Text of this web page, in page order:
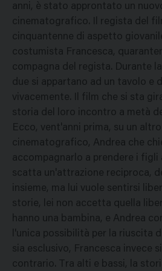
anni, è stato approntato un
cinematografico. Il regista del
cinquantenne di aspetto
costumista Francesca,
compagna del regista. Durante
due si appartano ad un tavolo e
vivacemente. Il film che si sta
storia del loro incontro a metà
Ecco, vent'anni prima, su un
cinematografico, Andrea che
accompagnarlo a prendere i figli
scatta un'attrazione reciproca,
insieme, ma lui vuole sentirsi
storie, lei non accetta quella
hanno una bambina, e Andrea
l'unica possibilità per la riuscita
sia esclusivo, Francesca invece
contrario. Tra alti e bassi, la